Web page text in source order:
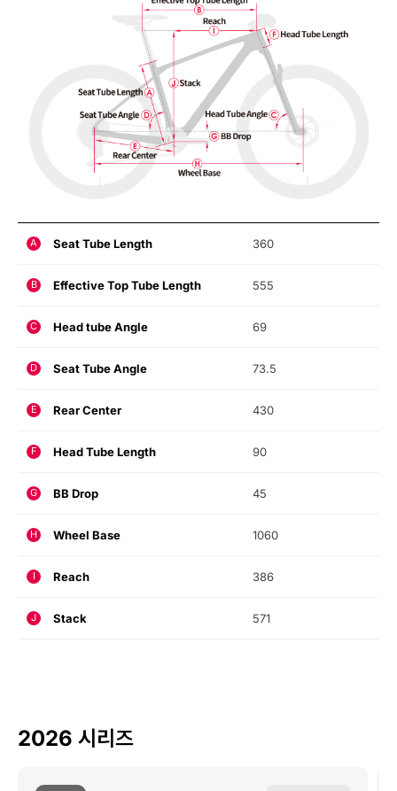
A Seat Tube Length 360
B Effective Top Tube Length 555
C Head tube Angle 69
D Seat Tube Angle 73.5
E Rear Center 430
F Head Tube Length 90
G BB Drop 45
H Wheel Base 1060
I Reach 386
J Stack 571
2026 시리즈